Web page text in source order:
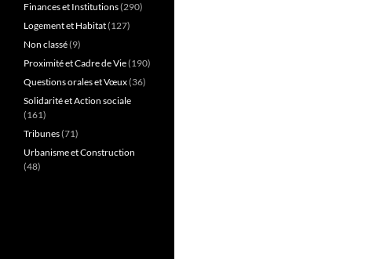
Finances et Institutions(290)
Logement et Habitat(127)
Non classé(9)
Proximité et Cadre de Vie(190)
Questions orales et Vœux(36)
Solidarité et Action sociale
(161)
Tribunes(71)
Urbanisme et Construction
(48)